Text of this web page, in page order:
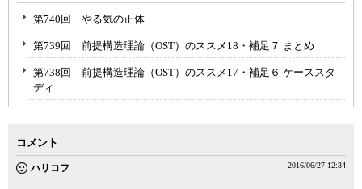
第740回 やる気の正体
第739回 前提構造理論（OST）のススメ18・補足７ まとめ
第738回 前提構造理論（OST）のススメ17・補足６ ケーススタ
ディ
コメント
ハリコフ 2016/06/27 12:34